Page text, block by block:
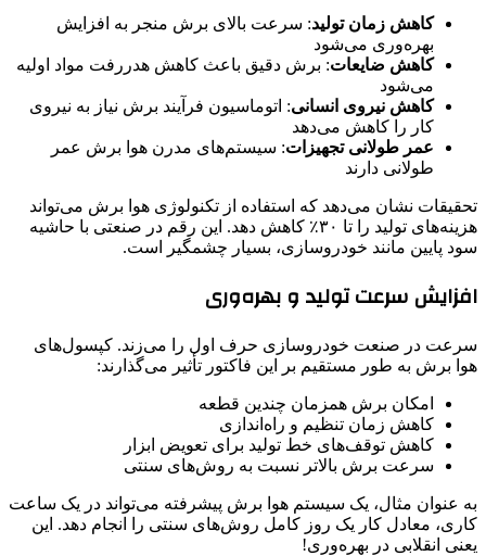
کاهش زمان تولید: سرعت بالای برش منجر به افزایش
بهره‌وری می‌شود
کاهش ضایعات: برش دقیق باعث کاهش هدررفت مواد اولیه
می‌شود
کاهش نیروی انسانی: اتوماسیون فرآیند برش نیاز به نیروی
کار را کاهش می‌دهد
عمر طولانی تجهیزات: سیستم‌های مدرن هوا برش عمر
طولانی دارند
تحقیقات نشان می‌دهد که استفاده از تکنولوژی هوا برش می‌تواند
هزینه‌های تولید را تا ۳۰٪ کاهش دهد. این رقم در صنعتی با حاشیه
سود پایین مانند خودروسازی، بسیار چشمگیر است.
افزایش سرعت تولید و بهره‌وری
سرعت در صنعت خودروسازی حرف اول را می‌زند. کپسول‌های
هوا برش به طور مستقیم بر این فاکتور تأثیر می‌گذارند:
امکان برش همزمان چندین قطعه
کاهش زمان تنظیم و راه‌اندازی
کاهش توقف‌های خط تولید برای تعویض ابزار
سرعت برش بالاتر نسبت به روش‌های سنتی
به عنوان مثال، یک سیستم هوا برش پیشرفته می‌تواند در یک ساعت
کاری، معادل کار یک روز کامل روش‌های سنتی را انجام دهد. این
یعنی انقلابی در بهره‌وری!